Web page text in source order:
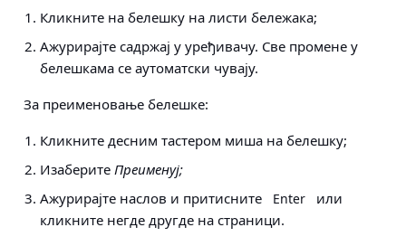
Кликните на белешку на листи бележака;
Ажурирајте садржај у уређивачу. Све промене у
белешкама се аутоматски чувају.
За преименовање белешке:
Кликните десним тастером миша на белешку;
Изаберите Преименуј;
Ажурирајте наслов и притисните
Enter
или
кликните негде другде на страници.